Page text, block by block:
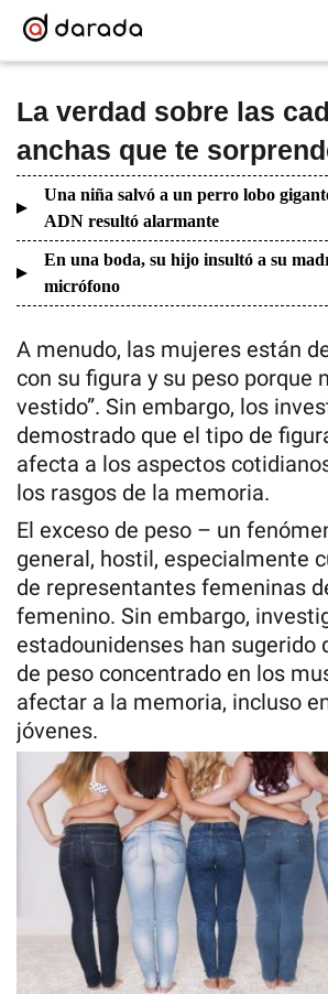
La verdad sobre las
anchas que te
Una niña salvó a un perro lobo
ADN resultó alarmante
En una boda, su hijo insultó a su
micrófono
A menudo, las mujeres están
con su figura y su peso porque
vestido”. Sin embargo, los
demostrado que el tipo de
afecta a los aspectos
los rasgos de la memoria.
El exceso de peso – un
general, hostil, especialmente
de representantes femeninas
femenino. Sin embargo,
estadounidenses han sugerido
de peso concentrado en los
afectar a la memoria, incluso
jóvenes.